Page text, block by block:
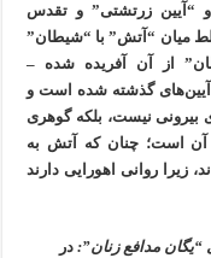
و “آیین زرتشتی” و تقدس
میان “آتش” با “شیطان”
از آن آفریده شده –
آیین‌های گذشته شده است و
بیرونی نیست، بلکه گوهری
آن است؛ چنان که آتش به
روانی اهورایی دارند
“یگان مدافع زنان”:در